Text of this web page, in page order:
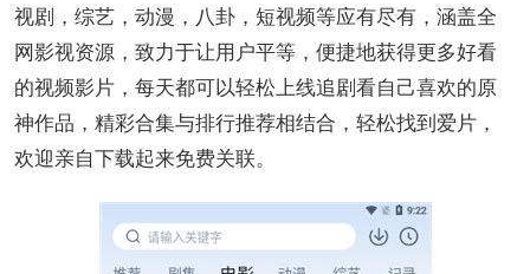
视剧，综艺，动漫，八卦，短视频等应有尽有，涵盖全
网影视资源，致力于让用户平等，便捷地获得更多好看
的视频影片，每天都可以轻松上线追剧看自己喜欢的原
神作品，精彩合集与排行推荐相结合，轻松找到爱片，
欢迎亲自下载起来免费关联。